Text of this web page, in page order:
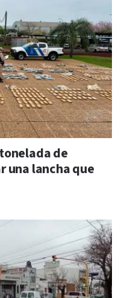
de
una lancha que